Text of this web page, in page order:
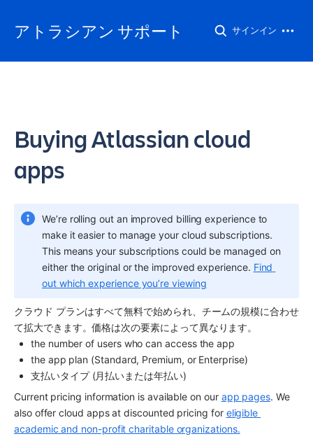
アトラシアン サポート サインイン
Buying Atlassian cloud
apps
We’re rolling out an improved billing experience to
make it easier to manage your cloud subscriptions.
This means your subscriptions could be managed on
either the original or the improved experience. Find
out which experience you’re viewing
クラウド プランはすべて無料で始められ、チームの規模に合わせ
て拡大できます。価格は次の要素によって異なります。
the number of users who can access the app
the app plan (Standard, Premium, or Enterprise)
支払いタイプ (月払いまたは年払い)
Current pricing information is available on our app pages. We
also offer cloud apps at discounted pricing for eligible
academic and non-profit charitable organizations.